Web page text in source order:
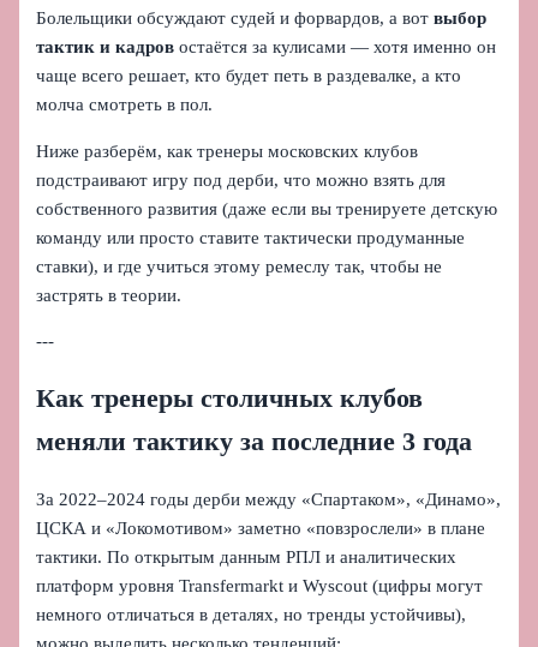
Болельщики обсуждают судей и форвардов, а вотвыбор
тактик и кадров остаётся за кулисами — хотя именно он
чаще всего решает, кто будет петь в раздевалке, а кто
молча смотреть в пол.
Ниже разберём, как тренеры московских клубов
подстраивают игру под дерби, что можно взять для
собственного развития (даже если вы тренируете детскую
команду или просто ставите тактически продуманные
ставки), и где учиться этому ремеслу так, чтобы не
застрять в теории.
---
Как тренеры столичных клубов
меняли тактику за последние 3 года
За 2022–2024 годы дерби между «Спартаком», «Динамо»,
ЦСКА и «Локомотивом» заметно «повзрослели» в плане
тактики. По открытым данным РПЛ и аналитических
платформ уровня Transfermarkt и Wyscout (цифры могут
немного отличаться в деталях, но тренды устойчивы),